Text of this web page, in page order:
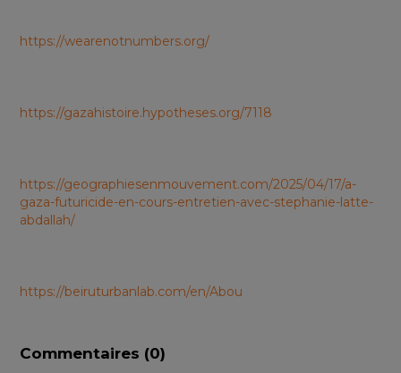
https://wearenotnumbers.org/
https://gazahistoire.hypotheses.org/7118
https://geographiesenmouvement.com/2025/04/17/a-
gaza-futuricide-en-cours-entretien-avec-stephanie-latte-
abdallah/
https://beiruturbanlab.com/en/Abou
Commentaires (0)